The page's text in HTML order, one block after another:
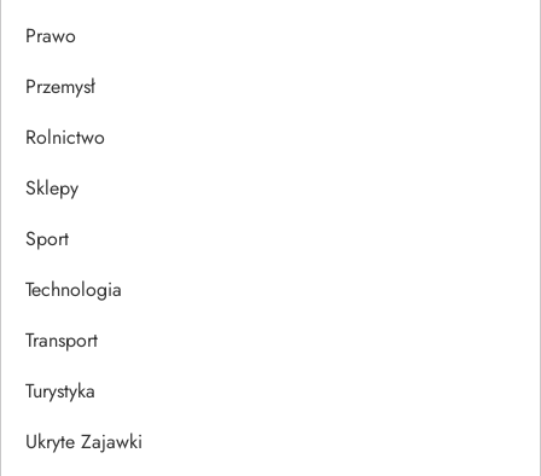
Prawo
Przemysł
Rolnictwo
Sklepy
Sport
Technologia
Transport
Turystyka
Ukryte Zajawki